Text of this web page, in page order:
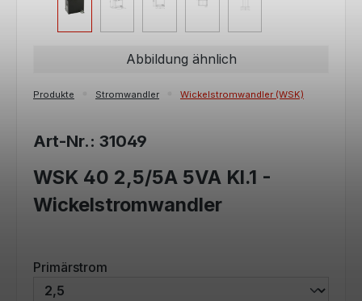
Abbildung ähnlich
Produkte Stromwandler Wickelstromwandler (WSK)
Art-Nr.: 31049
WSK 40 2,5/5A 5VA Kl.1 -
Wickelstromwandler
Primärstrom